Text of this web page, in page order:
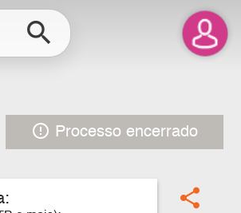
search
error_outline Processo encerrado
share